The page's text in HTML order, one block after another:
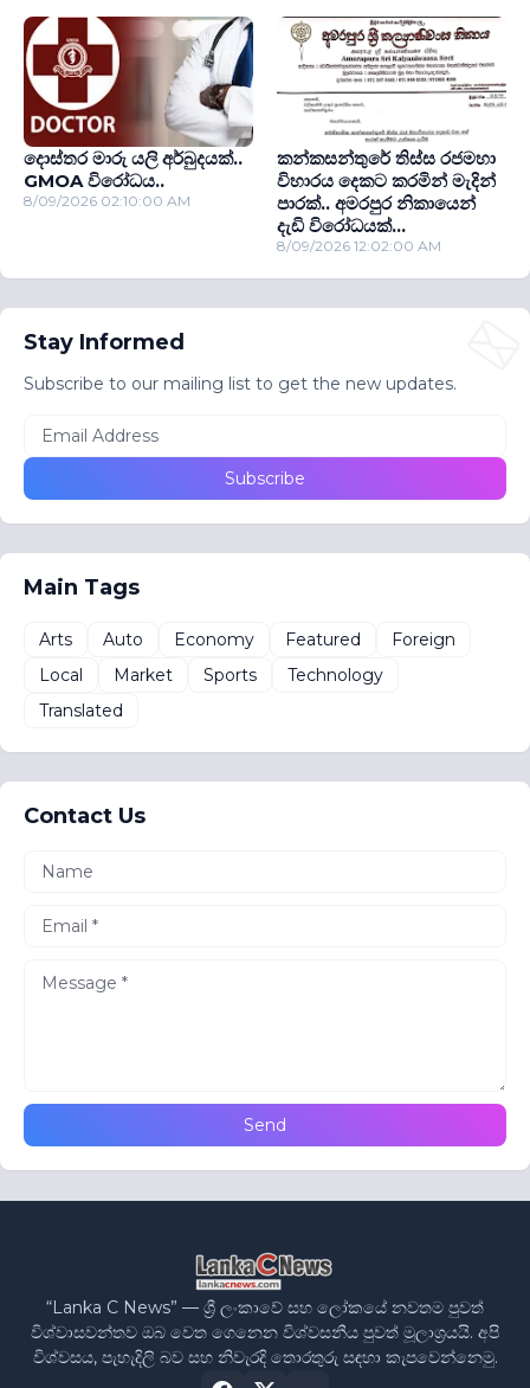
දොස්තර මාරු යලි අර්බුදයක්..
GMOA විරෝධය..
8/09/2026 02:10:00 AM
කන්කසන්තුරේ තිස්ස රජමහා
විහාරය දෙකට කරමින් මැදින්
පාරක්.. අමරපුර නිකායෙන්
දැඩි විරෝධයක්...
8/09/2026 12:02:00 AM
Stay Informed
Subscribe to our mailing list to get the new updates.
Main Tags
Arts Auto Economy Featured
Foreign
Local
Market Sports
Technology
Translated
Contact Us
“Lanka C News” — ශ්‍රී ලංකාවේ සහ ලෝකයේ නවතම පුවත්
විශ්වාසවන්තව ඔබ වෙත ගෙනෙන විශ්වසනීය පුවත් මූලාශ්‍රයයි. අපි
විශ්වසය, පැහැදිලි බව සහ නිවැරදි තොරතුරු සඳහා කැපවෙන්නෙමු.